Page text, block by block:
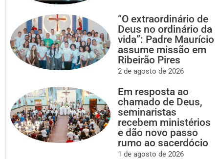
“O extraordinário de
Deus no ordinário da
vida”: Padre Maurício
assume missão em
Ribeirão Pires
2 de agosto de 2026
Em resposta ao
chamado de Deus,
seminaristas
recebem ministérios
e dão novo passo
rumo ao sacerdócio
1 de agosto de 2026